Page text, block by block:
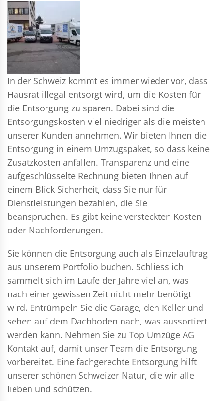
In der Schweiz kommt es immer wieder vor, dass
Hausrat illegal entsorgt wird, um die Kosten für
die Entsorgung zu sparen. Dabei sind die
Entsorgungskosten viel niedriger als die meisten
unserer Kunden annehmen. Wir bieten Ihnen die
Entsorgung in einem Umzugspaket, so dass keine
Zusatzkosten anfallen. Transparenz und eine
aufgeschlüsselte Rechnung bieten Ihnen auf
einem Blick Sicherheit, dass Sie nur für
Dienstleistungen bezahlen, die Sie
beanspruchen. Es gibt keine versteckten Kosten
oder Nachforderungen.
Sie können die Entsorgung auch als Einzelauftrag
aus unserem Portfolio buchen. Schliesslich
sammelt sich im Laufe der Jahre viel an, was
nach einer gewissen Zeit nicht mehr benötigt
wird. Entrümpeln Sie die Garage, den Keller und
sehen auf dem Dachboden nach, was aussortiert
werden kann. Nehmen Sie zu Top Umzüge AG
Kontakt auf, damit unser Team die Entsorgung
vorbereitet. Eine fachgerechte Entsorgung hilft
unserer schönen Schweizer Natur, die wir alle
lieben und schützen.